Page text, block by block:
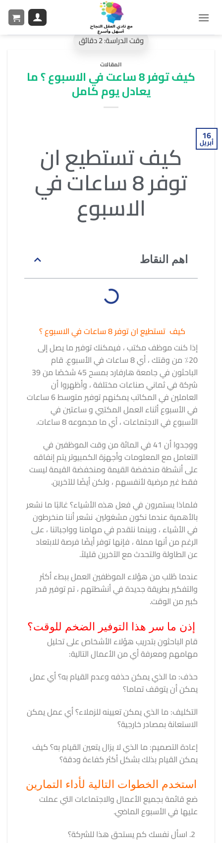
المقالات
كيف توفر 8 ساعت في الاسبوع ؟ ما
يعادل يوم كامل
16
أبريل كيف تستطيع ان
توفر 8 ساعات في
الاسبوع
اهم النقاط
كيف تستطيع ان توفر 8 ساعات في الاسبوع ؟
إذا كنت موظف مكتب ، فيمكنك توفير ما يصل إلى
20٪ من وقتك ، أي 8 ساعات في الأسبوع. قام
الباحثون في جامعة هارفارد بمسح 45 شخصًا من 39
شركة في ثماني صناعات مختلفة ، وأظهروا أن
العاملين في المكاتب يمكنهم توفير متوسط ​​6 ساعات
في الأسبوع أثناء العمل المكتبي و ساعتين في
الأسبوع في الاجتماعات ، أي ما مجموعه 8 ساعات.
ووجدوا أن 41 في المائة من وقت الموظفين في
التعامل مع المعلومات وأجهزة الكمبيوتر يتم إنفاقه
على أنشطة منخفضة القيمة ومنخفضة القيمة ليست
فقط غير مرضية لأنفسهم ، ولكن أيضًا للآخرين.
فلماذا يستمرون في فعل هذه الأشياء؟ غالبًا ما نشعر
بالأهمية عندما نكون مشغولين. نشعر أننا منخرطون
في الأشياء ، وبينما نتقدم في مهامنا وواجباتنا ، على
الرغم من أنها مملة ، فإنها توفر أيضًا فرصة للابتعاد
عن الطاولة والتحدث مع الآخرين قليلاً.
عندما طُلب من هؤلاء الموظفين العمل ببطء أكثر
والتفكير بطريقة جديدة في أنشطتهم ، تم توفير قدر
كبير من الوقت.
إذن ما سر هذا التوفير الضخم للوقت؟
قام الباحثون بتدريب هؤلاء الأشخاص على تحليل
مهامهم ومعرفة أي من الأعمال التالية:
حذف: ما الذي يمكن حذفه وعدم القيام به؟ أي عمل
يمكن أن يتوقف تماما؟
التكليف: ما الذي يمكن تعيينه للزملاء؟ أي عمل يمكن
الاستعانة بمصادر خارجية؟
إعادة التصميم: ما الذي لا يزال يتعين القيام به؟ كيف
يمكن القيام بذلك بشكل أكثر كفاءة ودقة؟
استخدم الخطوات التالية لأداء التمارين
ضع قائمة بجميع الأعمال والاجتماعات التي عملت
عليها في الأسبوع الماضي.
اسأل نفسك كم يستحق هذا للشركة؟